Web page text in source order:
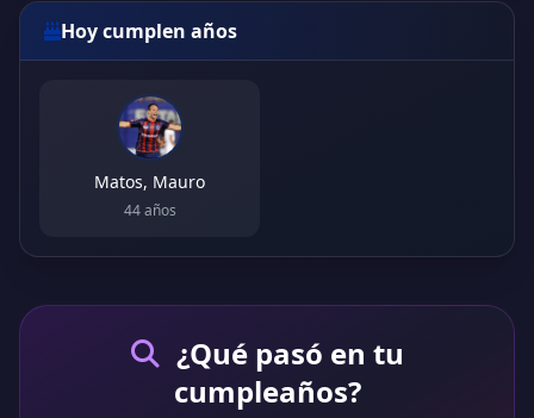
Visitante
Ver todos (16)
Hoy cumplen años
Matos, Mauro
44 años
¿Qué pasó en tu
cumpleaños?